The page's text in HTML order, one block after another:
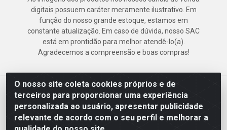
O nosso site coleta cookies próprios e de
terceiros para proporcionar uma experiência
personalizada ao usuário, apresentar publicidade
relevante de acordo com o seu perfil e melhorar a
digitais possuem caráter meramente ilustrativo. Em
função do nosso grande estoque, estamos em
constante atualização. Em caso de dúvida, nosso SAC
está em prontidão para melhor atendê-lo(a).
Agradecemos a compreensão e boas compras!
Deskontão Atacado - Av. Marechal Mascarenhas de Morais, 2471 -
Imbiribeira - Recife/PE - CEP 51.150-001 - CNPJ 24.150.377/0003-
57